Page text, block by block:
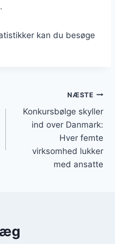
kan du besøge
NÆSTE
Konkursbølge skyller
ind over Danmark:
Hver femte
virksomhed lukker
med ansatte